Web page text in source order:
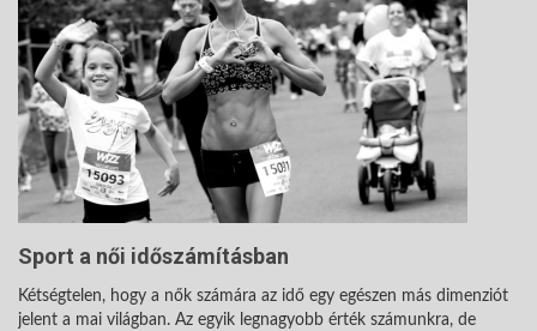
Sport a női időszámításban
Kétségtelen, hogy a nők számára az idő egy egészen más dimenziót
jelent a mai világban. Az egyik legnagyobb érték számunkra, de